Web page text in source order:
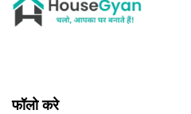
फॉलो करे